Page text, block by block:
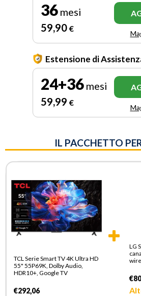
36 mesi
59,90 €
Estensione di
24+36 mesi
59,99 €
IL PACCHETTO
TCL Serie Smart TV 4K Ultra HD
55" 55P69K, Dolby Audio,
HDR10+, Google TV
€292,06
LG